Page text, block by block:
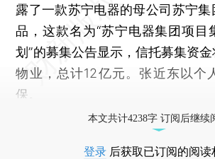
露了一款苏宁电器的母公司苏宁
品，这款名为“苏宁电器集团项目
划”的募集公告显示，信托募集资
物业，总计12亿元。张近东以个
保。
本文共计4238字 订阅后继续
登录 后获取已订阅的阅读